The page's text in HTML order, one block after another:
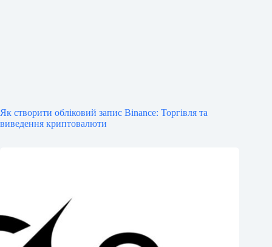
Як створити обліковий запис Binance: Торгівля та
виведення криптовалюти